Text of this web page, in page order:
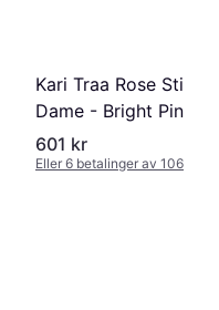
Kari Traa Rose
Dame - Bright Pink
601 kr
Eller 6 betalinger av 106 kr